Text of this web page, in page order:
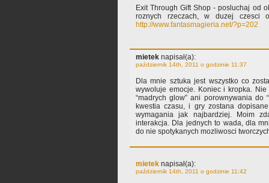
Exit Through Gift Shop - posluchaj od
roznych rzeczach, w duzej czesci
http://www.fantasmagieria.net/?p=202
mietek napisał(a):
październik 14th, 2011 o godzinie 11:37
Dla mnie sztuka jest wszystko co
wywoluje emocje. Koniec i kropka.
“madrych glow” ani porownywania do
kwestia czasu, i gry zostana
wymagania jak najbardziej. Moim
interakcja. Dla jednych to wada, dla
do nie spotykanych mozliwosci
mietek napisał(a):
październik 14th, 2011 o godzinie 11:42